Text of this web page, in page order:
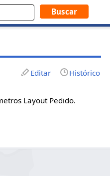
Editar Histórico
Layout Pedido.